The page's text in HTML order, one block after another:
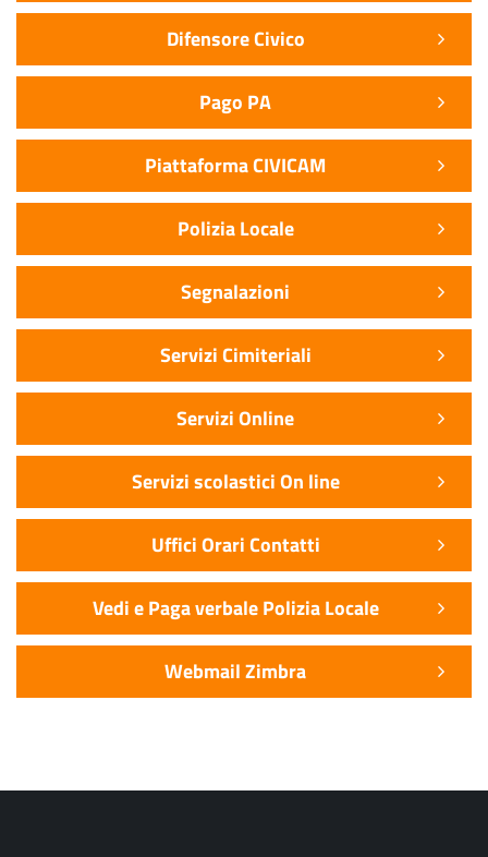
Difensore Civico
Pago PA
Piattaforma CIVICAM
Polizia Locale
Segnalazioni
Servizi Cimiteriali
Servizi Online
Servizi scolastici On line
Uffici Orari Contatti
Vedi e Paga verbale Polizia Locale
Webmail Zimbra